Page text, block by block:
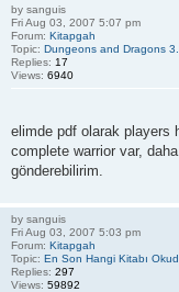
by sanguis
Fri Aug 03, 2007 5:07 pm
Forum: Kitapgah
Topic: Dungeons and Dragons
Replies: 17
Views: 6940
elimde pdf olarak players
complete warrior var,
gönderebilirim.
by sanguis
Fri Aug 03, 2007 5:03 pm
Forum: Kitapgah
Topic: En Son Hangi Kitabı
Replies: 297
Views: 59892